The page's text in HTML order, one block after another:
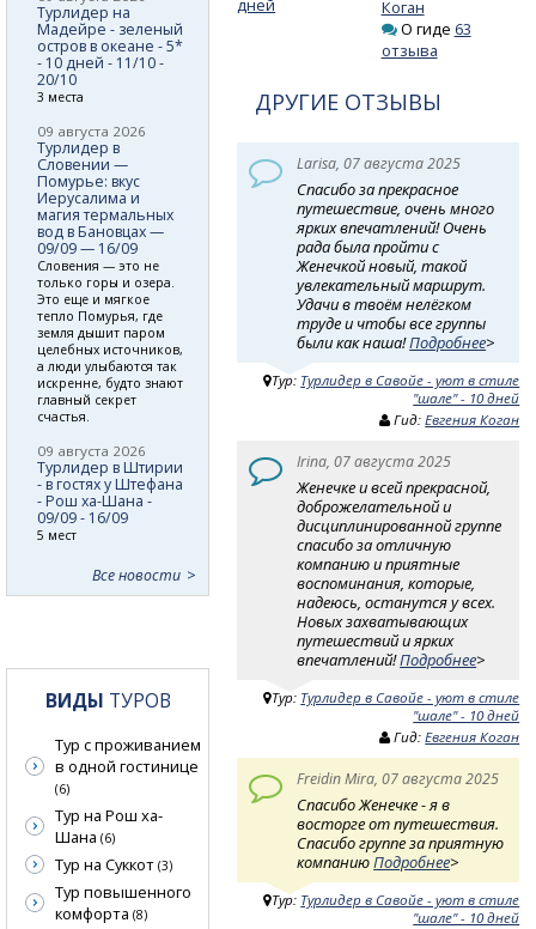
дней
Коган
О гиде 63
отзыва
ДРУГИЕ ОТЗЫВЫ
Larisa, 07 августа 2025
Спасибо за прекрасное
путешествие, очень много
ярких впечатлений! Очень
рада была пройти с
Женечкой новый, такой
увлекательный маршрут.
Удачи в твоём нелёгком
труде и чтобы все группы
были как наша!Подробнее>
Тур: Турлидер в Савойе - уют в стиле
"шале" - 10 дней
Гид:Евгения Коган
Irina, 07 августа 2025
Женечке и всей прекрасной,
доброжелательной и
дисциплинированной группе
спасибо за отличную
компанию и приятные
воспоминания, которые,
надеюсь, останутся у всех.
Новых захватывающих
путешествий и ярких
впечатлений!Подробнее>
Тур: Турлидер в Савойе - уют в стиле
"шале" - 10 дней
Гид:Евгения Коган
Freidin Mira, 07 августа 2025
Спасибо Женечке - я в
восторге от путешествия.
Спасибо группе за приятную
компаниюПодробнее>
Тур: Турлидер в Савойе - уют в стиле
"шале" - 10 дней
Турлидер на
Мадейре - зеленый
остров в океане - 5*
- 10 дней - 11/10 -
20/10
3 места
09 августа 2026
Турлидер в
Словении —
Помурье: вкус
Иерусалима и
магия термальных
вод в Бановцах —
09/09 — 16/09
Словения — это не
только горы и озера.
Это еще и мягкое
тепло Помурья, где
земля дышит паром
целебных источников,
а люди улыбаются так
искренне, будто знают
главный секрет
счастья.
09 августа 2026
Турлидер в Штирии
- в гостях у Штефана
- Рош ха-Шана -
09/09 - 16/09
5 мест
Все новости
ВИДЫ ТУРОВ
Тур с проживанием
в одной гостинице
(6)
Тур на Рош ха-
Шана (6)
Тур на Суккот (3)
Тур повышенного
комфорта (8)